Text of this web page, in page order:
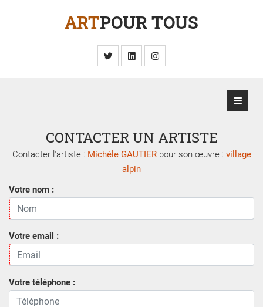
ARTPOUR TOUS
CONTACTER UN ARTISTE
Contacter l'artiste : Michèle GAUTIERpour son œuvre : village
alpin
Votre nom :
Votre email :
Votre téléphone :